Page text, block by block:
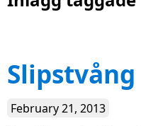
Slipstvång
February 21, 2013